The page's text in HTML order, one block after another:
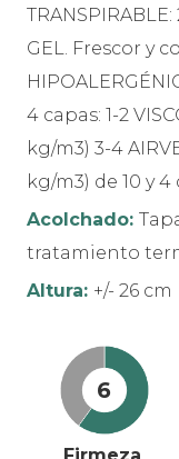
TRANSPIRABLE:
GEL. Frescor y
4 capas: 1-2
kg/m3) 3-4
kg/m3) de 10 y 4
Acolchado:
tratamiento
Altura: +/- 26 cm
6